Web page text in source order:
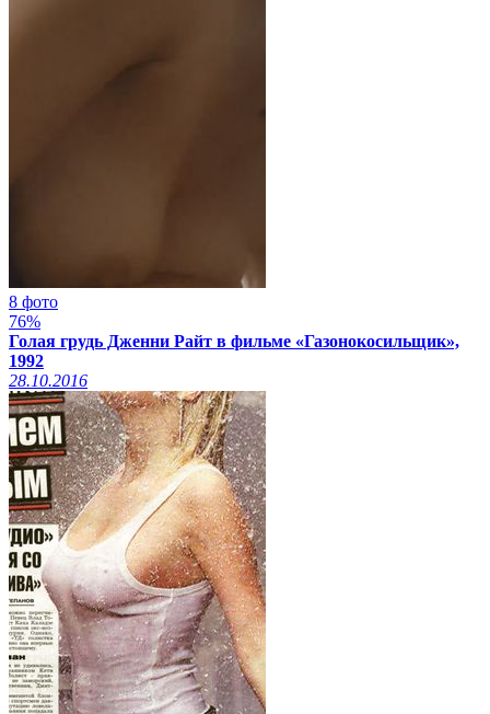
8 фото
76%
Голая грудь Дженни Райт в фильме «Газонокосильщик»,
1992
28.10.2016